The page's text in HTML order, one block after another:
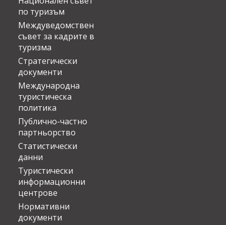
по туризъм
Междуведомствен
съвет за кадрите в
туризма
Стратегически
документи
Международна
туристическа
политика
Публично-частно
партньорство
Статистически
данни
Туристически
информационни
центрове
Нормативни
документи